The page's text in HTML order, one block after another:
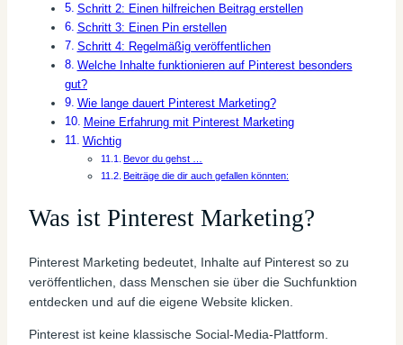
Schritt 2: Einen hilfreichen Beitrag erstellen
Schritt 3: Einen Pin erstellen
Schritt 4: Regelmäßig veröffentlichen
Welche Inhalte funktionieren auf Pinterest besonders
gut?
Wie lange dauert Pinterest Marketing?
Meine Erfahrung mit Pinterest Marketing
Wichtig
Bevor du gehst …
Beiträge die dir auch gefallen könnten:
Was ist Pinterest Marketing?
Pinterest Marketing bedeutet, Inhalte auf Pinterest so zu
veröffentlichen, dass Menschen sie über die Suchfunktion
entdecken und auf die eigene Website klicken.
Pinterest ist keine klassische Social-Media-Plattform.